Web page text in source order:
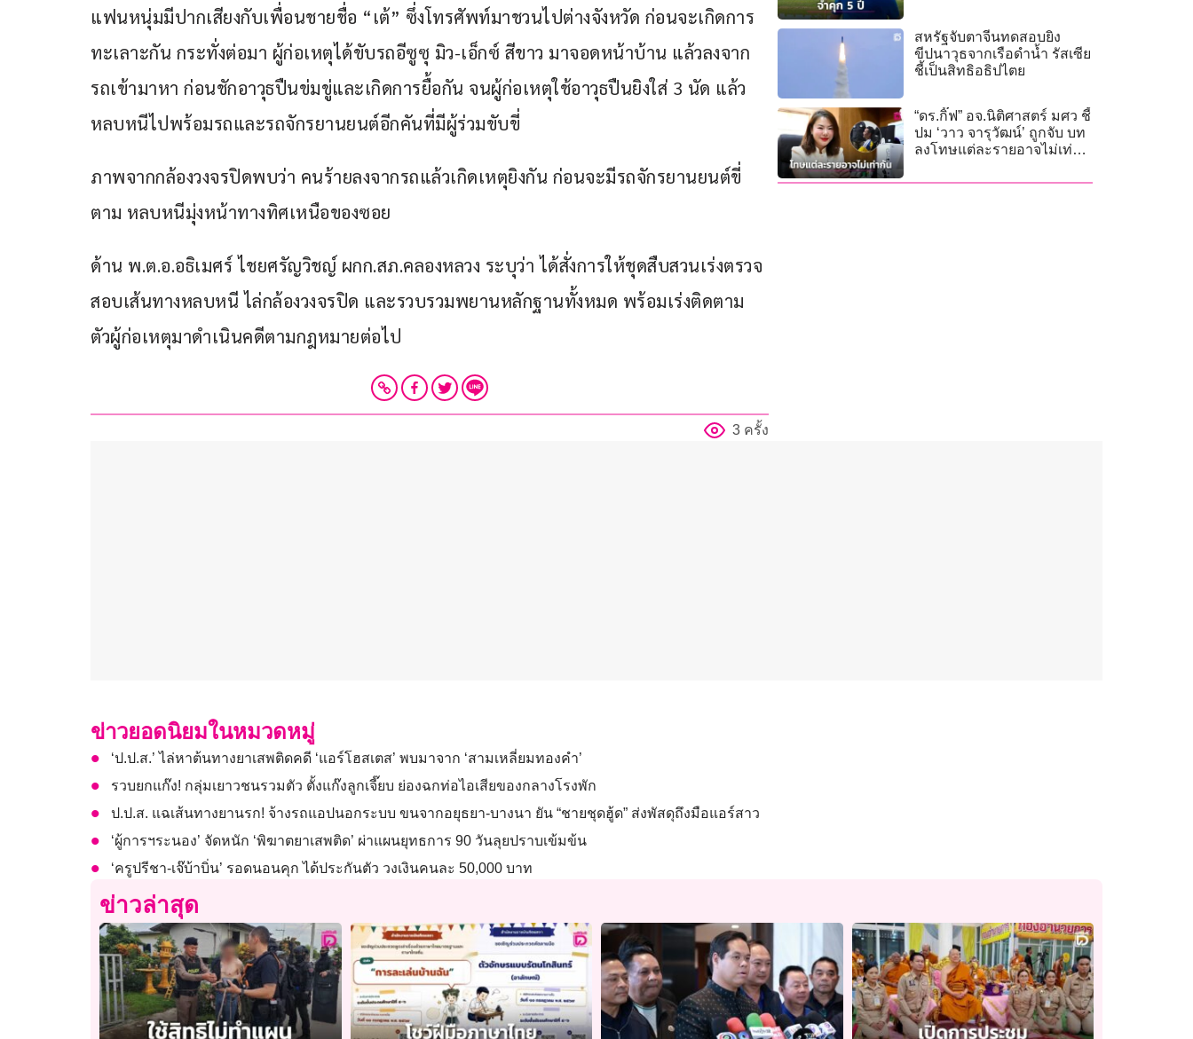
แฟนหนุ่มมีปากเสียงกับเพื่อนชายชื่อ “เต้” ซึ่งโทรศัพท์มาชวนไปต่างจังหวัด ก่อนจะเกิดการ
ทะเลาะกัน กระทั่งต่อมา ผู้ก่อเหตุได้ขับรถอีซูซุ มิว-เอ็กซ์ สีขาว มาจอดหน้าบ้าน แล้วลงจาก
รถเข้ามาหา ก่อนชักอาวุธปืนข่มขู่และเกิดการยื้อกัน จนผู้ก่อเหตุใช้อาวุธปืนยิงใส่ 3 นัด แล้ว
หลบหนีไปพร้อมรถและรถจักรยานยนต์อีกคันที่มีผู้ร่วมขับขี่
ภาพจากกล้องวงจรปิดพบว่า คนร้ายลงจากรถแล้วเกิดเหตุยิงกัน ก่อนจะมีรถจักรยานยนต์ขี่
ตาม หลบหนีมุ่งหน้าทางทิศเหนือของซอย
ด้าน พ.ต.อ.อธิเมศร์ ไชยศรัญวิชญ์ ผกก.สภ.คลองหลวง ระบุว่า ได้สั่งการให้ชุดสืบสวนเร่งตรวจ
สอบเส้นทางหลบหนี ไล่กล้องวงจรปิด และรวบรวมพยานหลักฐานทั้งหมด พร้อมเร่งติดตาม
ตัวผู้ก่อเหตุมาดำเนินคดีตามกฎหมายต่อไป
3 ครั้ง
สหรัฐจับตาจีนทดสอบยิง
ขีปนาวุธจากเรือดำน้ำ รัสเซีย
ชี้เป็นสิทธิอธิปไตย
“ดร.กิ๊ฟ” อจ.นิติศาสตร์ มศว ชี้
ปม ‘วาว จารุวัฒน์’ ถูกจับ บท
ลงโทษแต่ละรายอาจไม่เท่า
ข่าวยอดนิยมในหมวดหมู่
‘ป.ป.ส.’ ไล่หาต้นทางยาเสพติดคดี ‘แอร์โฮสเตส’ พบมาจาก ‘สามเหลี่ยมทองคำ’
รวบยกแก๊ง! กลุ่มเยาวชนรวมตัว ตั้งแก๊งลูกเจี๊ยบ ย่องฉกท่อไอเสียของกลางโรงพัก
ป.ป.ส. แฉเส้นทางยานรก! จ้างรถแอปนอกระบบ ขนจากอยุธยา-บางนา ยัน “ชายชุดฮู้ด” ส่งพัสดุถึงมือแอร์สาว
‘ผู้การฯระนอง’ จัดหนัก ‘พิฆาตยาเสพติด’ ผ่าแผนยุทธการ 90 วันลุยปราบเข้มข้น
‘ครูปรีชา-เจ๊บ้าบิ่น’ รอดนอนคุก ได้ประกันตัว วงเงินคนละ 50,000 บาท
ข่าวล่าสุด